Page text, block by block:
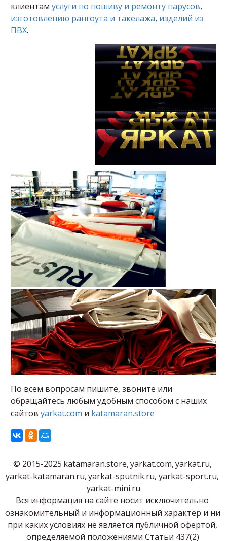
клиентам услуги по пошиву и ремонту парусов,
изготовлению рангоута и такелажа, изделий из
ПВХ.
По всем вопросам пишите, звоните или
обращайтесь любым удобным способом с наших
сайтов yarkat.com и katamaran.store
© 2015-2025 katamaran.store, yarkat.com, yarkat.ru
yarkat-katamaran.ru, yarkat-sputnik.ru, yarkat-sport.ru,
yarkat-mini.ru
Вся информация на сайте носит исключительно
ознакомительный и информационный характер и ни
при каких условиях не является публичной офертой,
определяемой положениями Статьи 437(2)